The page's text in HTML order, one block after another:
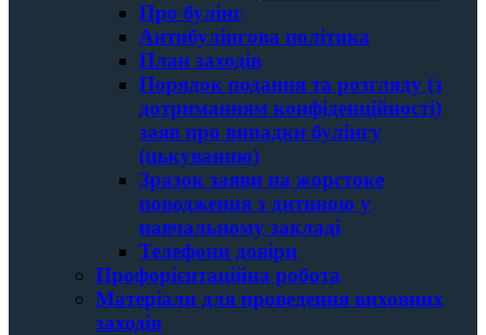
Про булінг
Антибулінгова політика
План заходів
Порядок подання та розгляду (з
дотриманням конфіденційності)
заяв про випадки булінгу
(цькуванню)
Зразок заяви на жорстоке
поводження з дитиною у
навчальному закладі
Телефони довіри
Профорієнтаційна робота
Матеріали для проведення виховних
заходів